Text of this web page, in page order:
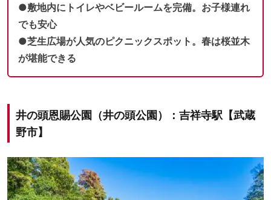
●敷地内にトイレやベビールームを完備。お子様連れ
でも安心
●芝生広場が人気のピクニックスポット。春は桜並木
が堪能できる
井の頭恩賜公園（井の頭公園）：吉祥寺駅【武蔵
野市】